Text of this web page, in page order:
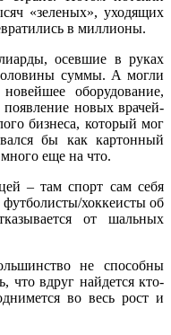
«зеленых», уходящих
в миллионы.
осевшие в руках
суммы. А могли
оборудование,
появление новых врачей-
бизнеса, который мог
бы как картонный
еще на что.
– там спорт сам себя
хоккеисты об
от шальных
не способны
что вдруг найдется кто-
во весь рост и